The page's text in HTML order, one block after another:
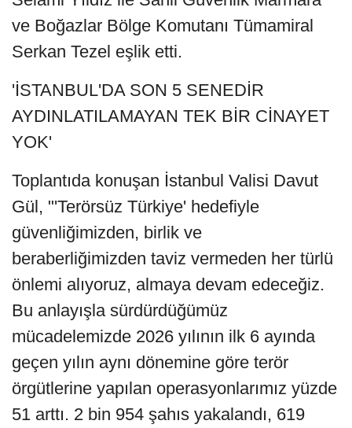
ve Boğazlar Bölge Komutanı Tümamiral
Serkan Tezel eşlik etti.
'İSTANBUL'DA SON 5 SENEDİR
AYDINLATILAMAYAN TEK BİR CİNAYET
YOK'
Toplantıda konuşan İstanbul Valisi Davut
Gül, "'Terörsüz Türkiye' hedefiyle
güvenliğimizden, birlik ve
beraberliğimizden taviz vermeden her türlü
önlemi alıyoruz, almaya devam edeceğiz.
Bu anlayışla sürdürdüğümüz
mücadelemizde 2026 yılının ilk 6 ayında
geçen yılın aynı dönemine göre terör
örgütlerine yapılan operasyonlarımız yüzde
51 arttı. 2 bin 954 şahıs yakalandı, 619